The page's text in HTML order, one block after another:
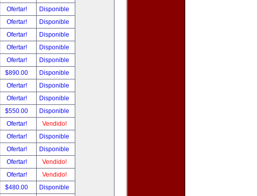
Ofertar!
Disponible
Ofertar!
Disponible
Ofertar!
Disponible
Ofertar!
Disponible
Ofertar!
Disponible
$890.00
Disponible
Ofertar!
Disponible
Ofertar!
Disponible
$550.00
Disponible
Ofertar!
Vendido!
Ofertar!
Disponible
Ofertar!
Disponible
Ofertar!
Vendido!
Ofertar!
Vendido!
$480.00
Disponible